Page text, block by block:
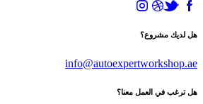
هل لديك مشروع؟
info@autoexpertworkshop.ae
هل ترغب في العمل معنا؟